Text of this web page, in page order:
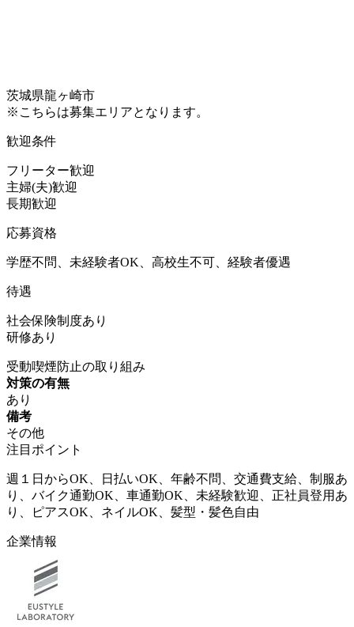
茨城県龍ヶ崎市
※こちらは募集エリアとなります。
歓迎条件
フリーター歓迎
主婦(夫)歓迎
長期歓迎
応募資格
学歴不問、未経験者OK、高校生不可、経験者優遇
待遇
社会保険制度あり
研修あり
受動喫煙防止の取り組み
対策の有無
あり
備考
その他
注目ポイント
週１日からOK、日払いOK、年齢不問、交通費支給、制服あ
り、バイク通勤OK、車通勤OK、未経験歓迎、正社員登用あ
り、ピアスOK、ネイルOK、髪型・髪色自由
企業情報